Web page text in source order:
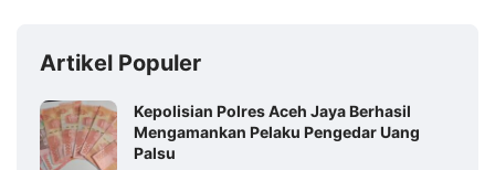
Artikel Populer
Kepolisian Polres Aceh Jaya Berhasil
Mengamankan Pelaku Pengedar Uang
Palsu